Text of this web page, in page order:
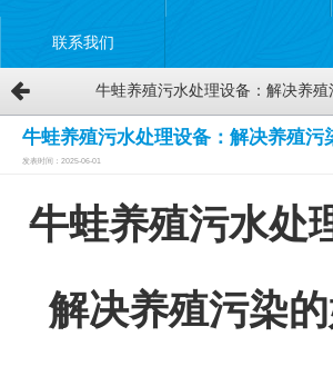
联系我们
牛蛙养殖污水处理设备：解决养殖
牛蛙养殖污水处理设备：解决养殖污
发表时间：2025-06-01
牛蛙养殖污水处
解决养殖污染